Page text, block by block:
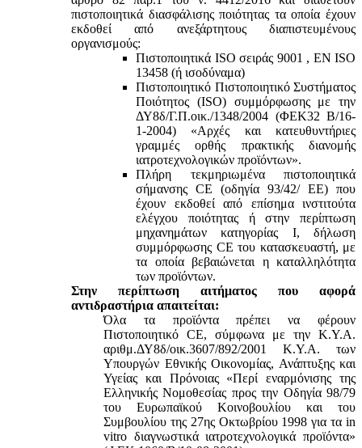
πιστοποιητικά διασφάλισης ποιότητας τα οποία έχουν
εκδοθεί από ανεξάρτητους διαπιστευμένους
οργανισμούς:
Πιστοποιητικά ISO σειράς 9001 , ΕΝ ISO
13458 (ή ισοδύναμα)
Πιστοποιητικό Πιστοποιητικό Συστήματος
Ποιότητος (ISO) συμμόρφωσης με την
ΔΥ8δ/Γ.Π.οικ./1348/2004 (ΦΕΚ32 Β/16-
1-2004) «Αρχές και κατευθυντήριες
γραμμές ορθής πρακτικής διανομής
ιατροτεχνολογικών προϊόντων».
Πλήρη τεκμηριωμένα πιστοποιητικά
σήμανσης CE (οδηγία 93/42/ ΕΕ) που
έχουν εκδοθεί από επίσημα ινστιτούτα
ελέγχου ποιότητας ή στην περίπτωση
μηχανημάτων κατηγορίας Ι, δήλωση
συμμόρφωσης CE του κατασκευαστή, με
τα οποία βεβαιώνεται η καταλληλότητα
των προϊόντων.
Στην περίπτωση αιτήματος που αφορά
αντιδραστήρια απαιτείται:
Όλα τα προϊόντα πρέπει να φέρουν
Πιστοποιητικό CE, σύμφωνα με την Κ.Υ.Α.
αριθμ.ΔΥ8δ/οικ.3607/892/2001 Κ.Υ.Α. των
Υπουργών Εθνικής Οικονομίας, Ανάπτυξης και
Υγείας και Πρόνοιας «Περί εναρμόνισης της
Ελληνικής Νομοθεσίας προς την Οδηγία 98/79
του Ευρωπαϊκού Κοινοβουλίου και του
Συμβουλίου της 27ης Οκτωβρίου 1998 για τα in
vitro διαγνωστικά ιατροτεχνολογικά προϊόντα»